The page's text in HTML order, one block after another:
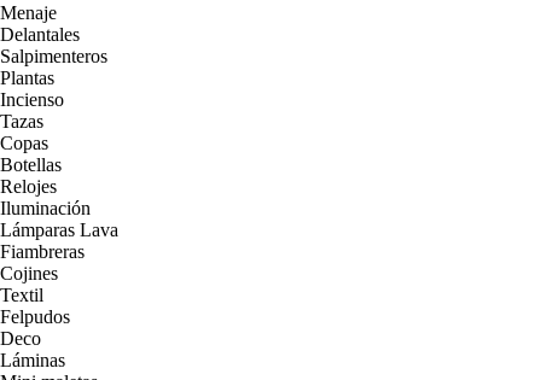
Menaje
Delantales
Salpimenteros
Plantas
Incienso
Tazas
Copas
Botellas
Relojes
Iluminación
Lámparas Lava
Fiambreras
Cojines
Textil
Felpudos
Deco
Láminas